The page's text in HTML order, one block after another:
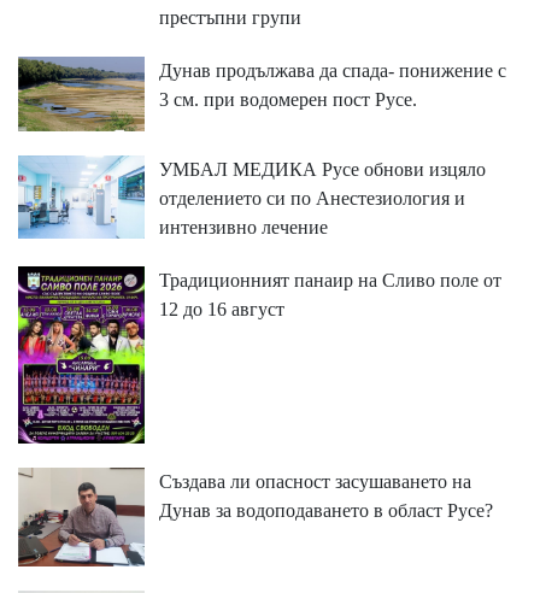
престъпни групи
Дунав продължава да спада- понижение с
3 см. при водомерен пост Русе.
УМБАЛ МЕДИКА Русе обнови изцяло
отделението си по Анестезиология и
интензивно лечение
Традиционният панаир на Сливо поле от
12 до 16 август
Създава ли опасност засушаването на
Дунав за водоподаването в област Русе?